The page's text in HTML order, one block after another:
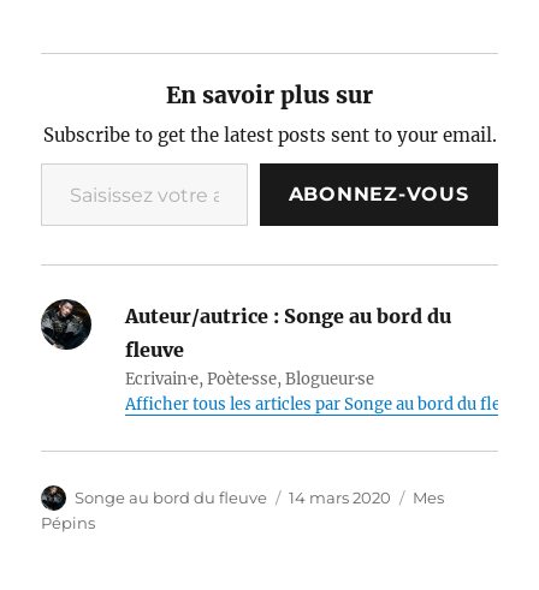
En savoir plus sur
Subscribe to get the latest posts sent to your email.
Saisissez votre adresse e-mail…
ABONNEZ-VOUS
Auteur/autrice : Songe au bord du
fleuve
Ecrivain·e, Poète·sse, Blogueur·se
Afficher tous les articles par Songe au bord du fleuve
Auteur
Songe au bord du fleuve
Publié
14 mars 2020 Catégories
Mes
Pépins